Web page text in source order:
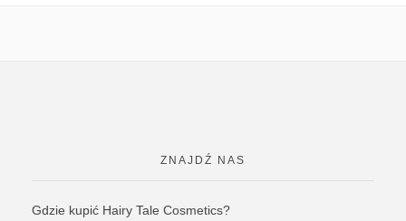
ZNAJDŹ NAS
Gdzie kupić Hairy Tale Cosmetics?